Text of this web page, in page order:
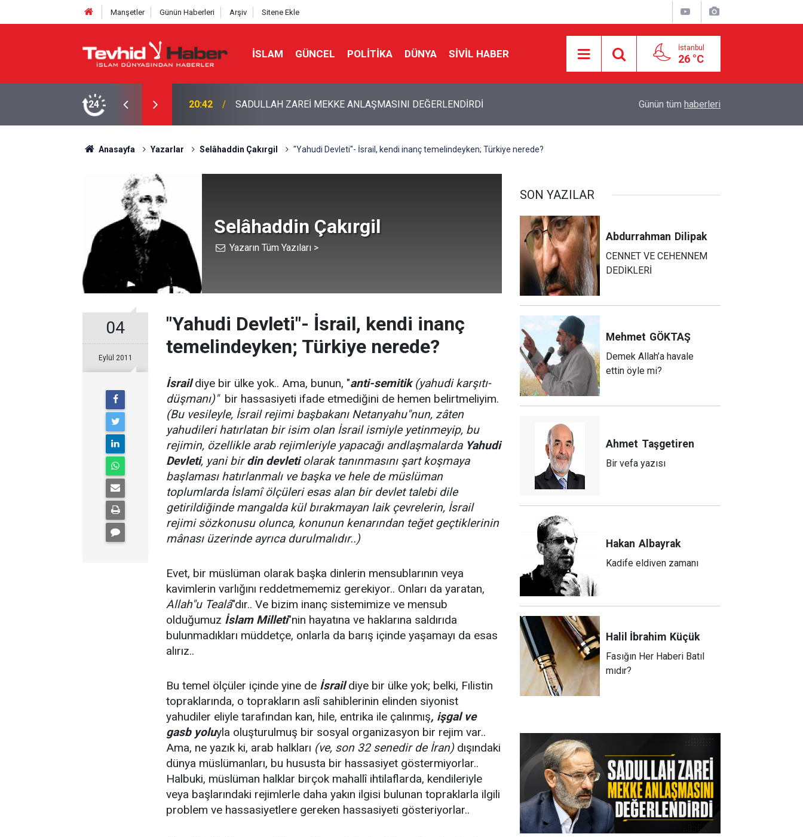
Manşetler Günün Haberleri Arşiv Sitene Ekle
İSLAM GÜNCEL POLITIKA DÜNYA SIVIL HABER İstanbul
26 °C
24
DEĞERLENDİRDİ 20:20 Bakan Fidan'dan son dakika açıklamalar!
NEDEN TÜRKİYE’YE TAŞINDI?
Günün tüm haberleri
Anasayfa Yazarlar Selâhaddin Çakırgil "Yahudi Devleti"- İsrail, kendi inanç temelindeyken; Türkiye nerede?
Selâhaddin Çakırgil
Yazarın Tüm Yazıları >
04
Eylül 2011
"Yahudi Devleti"- İsrail, kendi inanç
temelindeyken; Türkiye nerede?
İsraildiye bir ülke yok.. Ama, bunun, "anti-semitik (yahudi karşıtı-
düşmanı)" bir hassasiyeti ifade etmediğini de hemen belirtmeliyim.
(Bu vesileyle, İsrail rejimi başbakanı Netanyahu"nun, zâten
yahudileri hatırlatan bir isim olan İsrail ismiyle yetinmeyip, bu
rejimin, özellikle arab rejimleriyle yapacağı andlaşmalarda Yahudi
Devleti, yani birdin devletiolarak tanınmasını şart koşmaya
başlaması hatırlanmalı ve başka ve hele de müslüman
toplumlarda İslamî ölçüleri esas alan bir devlet talebi dile
getirildiğinde mangalda kül bırakmayan laik çevrelerin, İsrail
rejimi sözkonusu olunca, konunun kenarından teğet geçtiklerinin
mânası üzerinde ayrıca durulmalıdır..)
Evet, bir müslüman olarak başka dinlerin mensublarının veya
kavimlerin varlığını reddetmememiz gerekiyor.. Onları da yaratan,
Allah"u Tealâ"dır.. Ve bizim inanç sistemimize ve mensub
olduğumuz İslam Milleti"nin hayatına ve haklarına saldırıda
bulunmadıkları müddetçe, onlarla da barış içinde yaşamayı da esas
alırız..
Bu temel ölçüler içinde yine de İsraildiye bir ülke yok; belki, Fılistin
topraklarında, o toprakların aslî sahiblerinin elinden siyonist
yahudiler eliyle tarafından kan, hile, entrika ile çalınmış, işgal ve
gasb yoluyla oluşturulmuş bir sosyal organizasyon bir rejim var..
Ama, ne yazık ki, arab halkları (ve, son 32 senedir de İran)dışındaki
dünya müslümanları, bu hususta bir hassasiyet göstermiyorlar..
Halbuki, müslüman halklar birçok mahallî ihtilaflarda, kendileriyle
veya başlarındaki rejimlerle daha yakın ilgisi bulunan topraklarla ilgili
problem ve hassasiyetlere gereken hassasiyeti gösteriyorlar..
SON YAZILAR
Abdurrahman Dilipak
CENNET VE CEHENNEM
DEDİKLERİ
Mehmet GÖKTAŞ
Demek Allah’a havale
ettin öyle mi?
Ahmet Taşgetiren
Bir vefa yazısı
Hakan Albayrak
Kadife eldiven zamanı
Halil İbrahim Küçük
Fasığın Her Haberi Batıl
mıdır?